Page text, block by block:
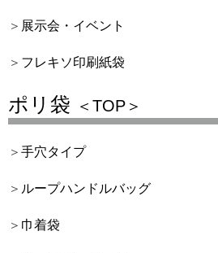
展示会・イベント
フレキソ印刷紙袋
ポリ袋 ＜TOP＞
手穴タイプ
ループハンドルバッグ
巾着袋